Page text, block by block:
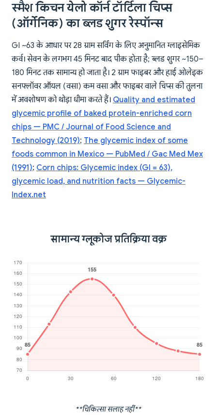
स्मैश किचन येलो कॉर्न टॉर्टिला चिप्स
(ऑर्गेनिक) का ब्लड शुगर रेस्पॉन्स
GI ~63 के आधार पर 28 ग्राम सर्विंग के लिए अनुमानित ग्लाइसेमिक
कर्व। सेवन के लगभग 45 मिनट बाद पीक होता है; ब्लड शुगर ~150–
180 मिनट तक सामान्य हो जाता है। 2 ग्राम फाइबर और हाई ओलेइक
सनफ्लॉवर ऑयल (वसा) कम वसा और फाइबर वाले चिप्स की तुलना
में अवशोषण को थोड़ा धीमा करते हैं। Quality and estimated
glycemic profile of baked protein-enriched corn
chips — PMC / Journal of Food Science and
Technology (2019); The glycemic index of some
foods common in Mexico — PubMed / Gac Med Mex
(1991); Corn chips: Glycemic index (GI = 63),
glycemic load, and nutrition facts — Glycemic-
Index.net
सामान्य ग्लूकोज प्रतिक्रिया वक्र
**चिकित्सा सलाह नहीं**